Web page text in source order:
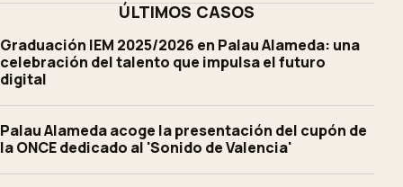
ÚLTIMOS CASOS
Graduación IEM 2025/2026 en Palau Alameda: una
celebración del talento que impulsa el futuro
digital
Palau Alameda acoge la presentación del cupón de
la ONCE dedicado al 'Sonido de Valencia'